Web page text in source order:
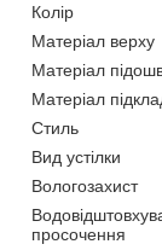
Колір
Матеріал верху
Матеріал
Матеріал
Стиль
Вид устілки
Вологозахист
просочення